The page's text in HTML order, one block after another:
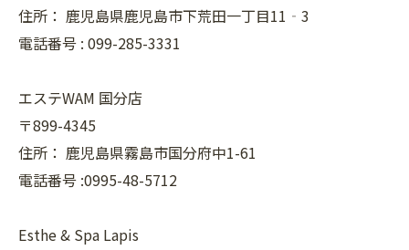
住所： 鹿児島県鹿児島市下荒田一丁目11‐3
電話番号 : 099-285-3331
エステWAM 国分店
〒899-4345
住所： 鹿児島県霧島市国分府中1-61
電話番号 :0995-48-5712
Esthe & Spa Lapis